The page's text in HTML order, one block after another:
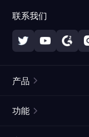
联系我们
产品
功能